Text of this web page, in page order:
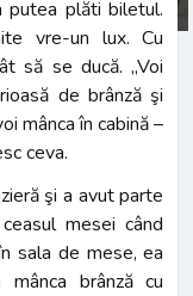
putea plăti biletul.
vre-un lux. Cu
să se ducă. „Voi
de brânză şi
mânca în cabină –
ceva.
şi a avut parte
mesei când
sala de mese, ea
brânză cu